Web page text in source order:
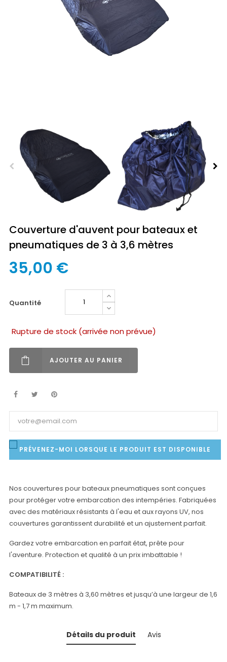
Couverture d'auvent pour bateaux et
pneumatiques de 3 à 3,6 mètres
35,00 €
quantité
Rupture de stock (arrivée non prévue)
AJOUTER AU PANIER
PRÉVENEZ-MOI LORSQUE LE PRODUIT EST DISPONIBLE
Nos couvertures pour bateaux pneumatiques sont conçues
pour protéger votre embarcation des intempéries. Fabriquées
avec des matériaux résistants à l'eau et aux rayons UV, nos
couvertures garantissent durabilité et un ajustement parfait.
Gardez votre embarcation en parfait état, prête pour
l'aventure. Protection et qualité à un prix imbattable !
COMPATIBILITÉ :
Bateaux de 3 mètres à 3,60 mètres et jusqu’à une largeur de 1,6
m - 1,7 m maximum.
Détails du produit Avis